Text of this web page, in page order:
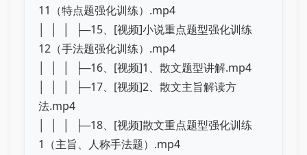
11（特点题强化训练）.mp4
│ │ │ ├─15、[视频]小说重点题型强化训练
12（手法题强化训练）.mp4
│ │ │ ├─16、[视频]1、散文题型讲解.mp4
│ │ │ ├─17、[视频]2、散文主旨解读方
法.mp4
│ │ │ ├─18、[视频]散文重点题型强化训练
1（主旨、人称手法题）.mp4